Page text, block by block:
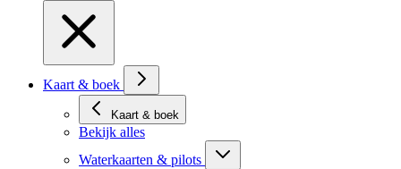
Kaart & boek
Kaart & boek
Bekijk alles
Waterkaarten & pilots